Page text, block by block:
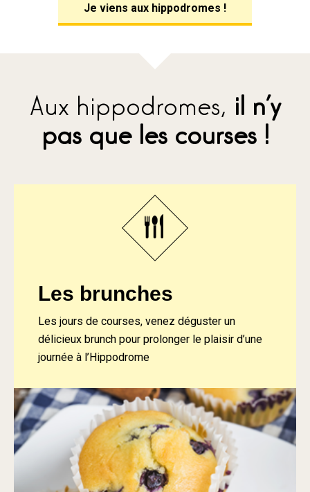
Je viens aux hippodromes !
Aux hippodromes, il n’y
pas que les courses !
Les brunches
Les jours de courses, venez déguster un
délicieux brunch pour prolonger le plaisir d’une
journée à l’Hippodrome